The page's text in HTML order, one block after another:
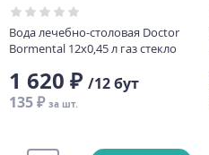
Вода лечебно-столовая Doctor
Bormental 12х0,45 л газ стекло
1 620 ₽ /12 бут
135 ₽ за шт.